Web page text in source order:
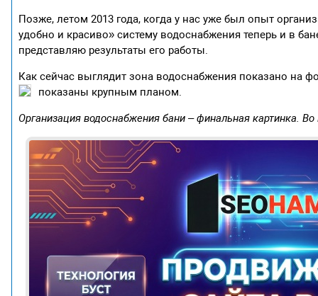
Позже, летом 2013 года, когда у нас уже был опыт
удобно и красиво» систему водоснабжения теперь и в
представляю результаты его работы.
Как сейчас выглядит зона водоснабжения показано на
показаны крупным планом.
Организация водоснабжения бани – финальная картинка.